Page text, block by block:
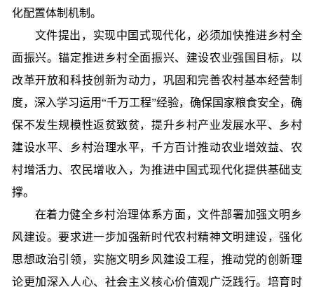
化配置体制机制。
文件提出，实现中国式现代化，必须加快推进乡村全
面振兴。锚定推进乡村全面振兴、建设农业强国目标，以
改革开放和科技创新为动力，巩固和完善农村基本经营制
度，深入学习运用“千万工程”经验，确保国家粮食安全，确
保不发生规模性返贫致贫，提升乡村产业发展水平、乡村
建设水平、乡村治理水平，千方百计推动农业增效益、农
村增活力、农民增收入，为推进中国式现代化提供基础支
撑。
在着力健全乡村治理体系方面，文件部署加强文明乡
风建设。要求进一步加强新时代农村精神文明建设，强化
思想政治引领，实施文明乡风建设工程，推动党的创新理
论更加深入人心、社会主义核心价值观广泛践行。培育时